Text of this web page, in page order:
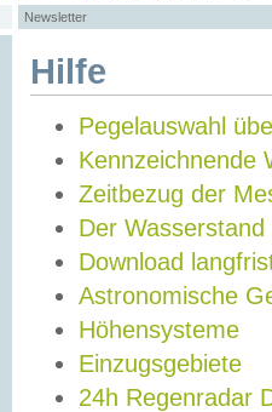
Newsletter
Hilfe
Pegelauswahl
Kennzeichnende
Zeitbezug der
Der Wasserstand
Download
Astronomische
Höhensysteme
Einzugsgebiete
24h Regenradar